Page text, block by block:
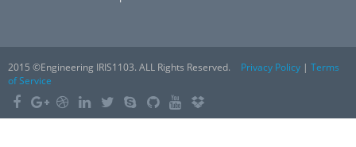
2015 ©Engineering IRIS1103. ALL Rights Reserved. Privacy Policy | Terms
of Service